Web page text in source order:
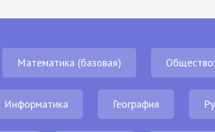
Математика (базовая)
Информатика География